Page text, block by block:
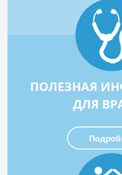
ПОЛЕЗНАЯ
ДЛЯ